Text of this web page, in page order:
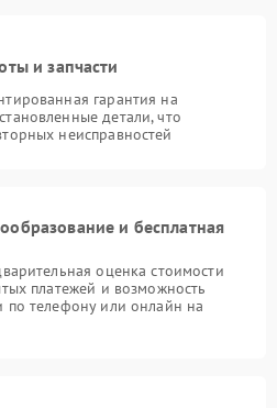
и запчасти
гарантия на
детали, что
неисправностей
и бесплатная
оценка стоимости
платежей и возможность
по телефону или онлайн на